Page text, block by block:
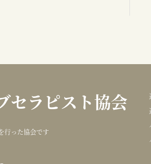
セラピスト協会
行った協会です